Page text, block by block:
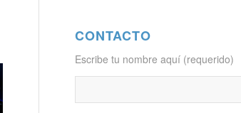
CONTACTO
Escribe tu nombre aquí (requerido)